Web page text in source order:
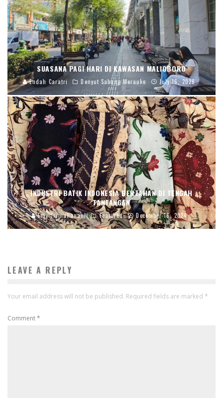
SUASANA PAGI HARI DI KAWASAN MALIOBORO
Endah Caratri Denyut Sabang Merauke July 16, 2026
INDUSTRI BATIK INDONESIA BERTAHAN DI TENGAH
TANTANGAN
Emy Trimahanani Featured December 16, 2024
LEAVE A REPLY
Your email address will not be published. Required fields are marked *
Comment*